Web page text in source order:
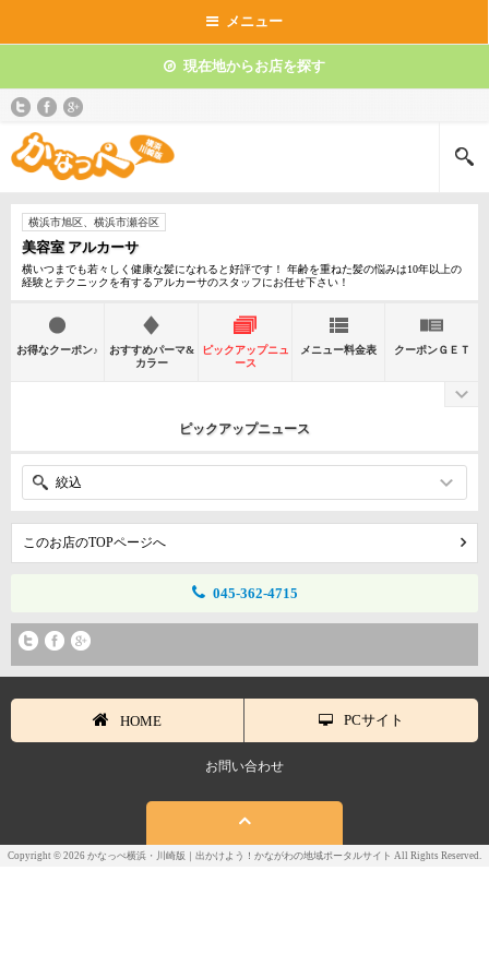
メニュー
現在地からお店を探す
横浜市旭区、横浜市瀬谷区
美容室 アルカーサ
横いつまでも若々しく健康な髪になれると好評です！ 年齢を重ねた髪の悩みは10年以上の
経験とテクニックを有するアルカーサのスタッフにお任せ下さい！
お得なクーポン♪
おすすめパーマ&
カラー
ピックアップニュ
ース
メニュー料金表 クーポンＧＥＴ
ピックアップニュース
絞込
このお店のTOPページへ
045-362-4715
HOME PCサイト
お問い合わせ
Copyright © 2026 かなっぺ横浜・川崎版｜出かけよう！かながわの地域ポータルサイト All Rights Reserved.